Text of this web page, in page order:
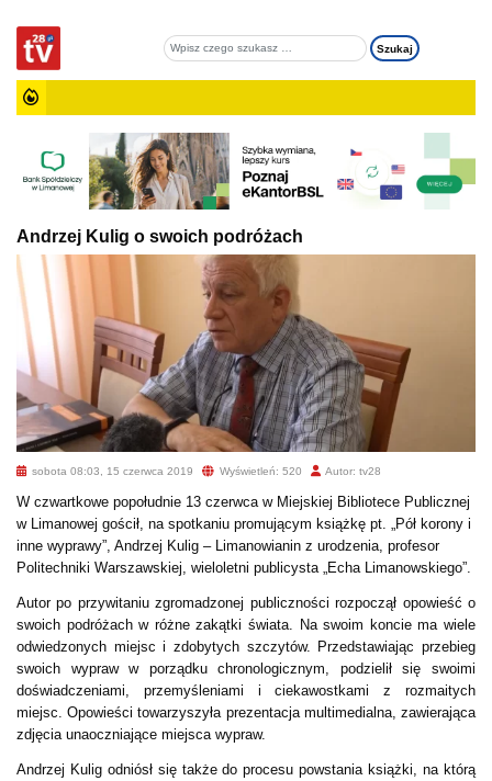
Andrzej Kulig o swoich podróżach
sobota 08:03, 15 czerwca 2019 Wyświetleń: 520 Autor: tv28
W czwartkowe popołudnie 13 czerwca w Miejskiej Bibliotece Publicznej
w Limanowej gościł, na spotkaniu promującym książkę pt. „Pół korony i
inne wyprawy”, Andrzej Kulig – Limanowianin z urodzenia, profesor
Politechniki Warszawskiej, wieloletni publicysta „Echa Limanowskiego”.
Autor po przywitaniu zgromadzonej publiczności rozpoczął opowieść o
swoich podróżach w różne zakątki świata. Na swoim koncie ma wiele
odwiedzonych miejsc i zdobytych szczytów. Przedstawiając przebieg
swoich wypraw w porządku chronologicznym, podzielił się swoimi
doświadczeniami, przemyśleniami i ciekawostkami z rozmaitych
miejsc. Opowieści towarzyszyła prezentacja multimedialna, zawierająca
zdjęcia unaoczniające miejsca wypraw.
Andrzej Kulig odniósł się także do procesu powstania książki, na którą